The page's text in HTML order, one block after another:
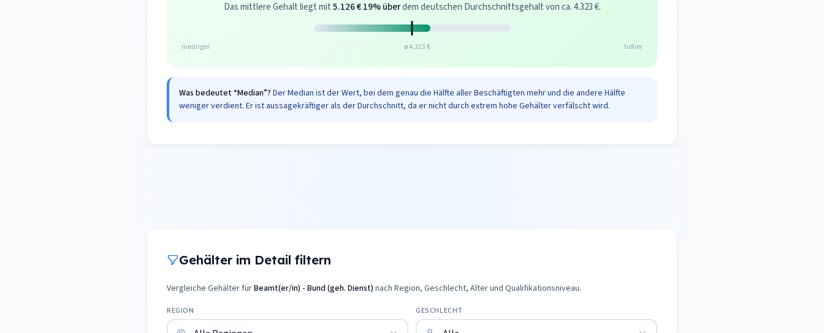
Das mittlere Gehalt liegt mit5.126 € 19% überdem deutschen Durchschnittsgehalt von ca. 4.323 €.
niedriger ø 4.323 € höher
Was bedeutet “Median”? Der Median ist der Wert, bei dem genau die Hälfte aller Beschäftigten mehr und die andere Hälfte
weniger verdient. Er ist aussagekräftiger als der Durchschnitt, da er nicht durch extrem hohe Gehälter verfälscht wird.
Gehälter im Detail filtern
Vergleiche Gehälter fürBeamt(er/in) - Bund (geh. Dienst) nach Region, Geschlecht, Alter und Qualifikationsniveau.
REGION GESCHLECHT